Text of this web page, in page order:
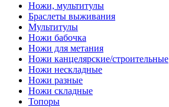
Ножи, мультитулы
Браслеты выживания
Мультитулы
Ножи бабочка
Ножи для метания
Ножи канцелярские/строительные
Ножи нескладные
Ножи разные
Ножи складные
Топоры